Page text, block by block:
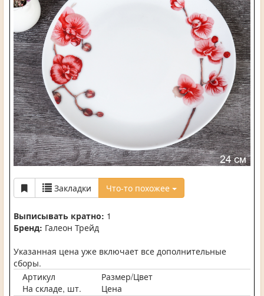
Закладки Что-то похожее
Выписывать кратно: 1
Бренд: Галеон Трейд
Указанная цена уже включает все дополнительные
сборы.
Артикул
Размер/Цвет
На складе, шт.
Цена